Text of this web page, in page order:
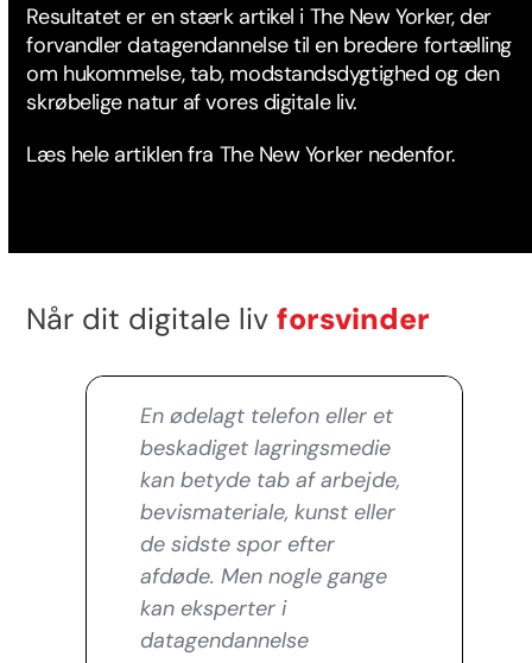
Resultatet er en stærk artikel i The New Yorker, der
forvandler datagendannelse til en bredere fortælling
om hukommelse, tab, modstandsdygtighed og den
skrøbelige natur af vores digitale liv.
Læs hele artiklen fra The New Yorker nedenfor.
Når dit digitale livforsvinder
En ødelagt telefon eller et
beskadiget lagringsmedie
kan betyde tab af arbejde,
bevismateriale, kunst eller
de sidste spor efter
afdøde. Men nogle gange
kan eksperter i
datagendannelse